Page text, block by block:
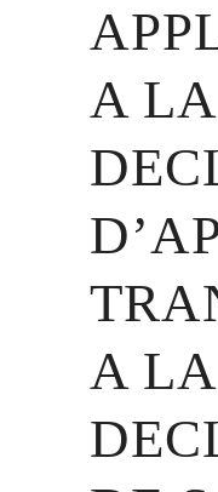
A LA
A LA